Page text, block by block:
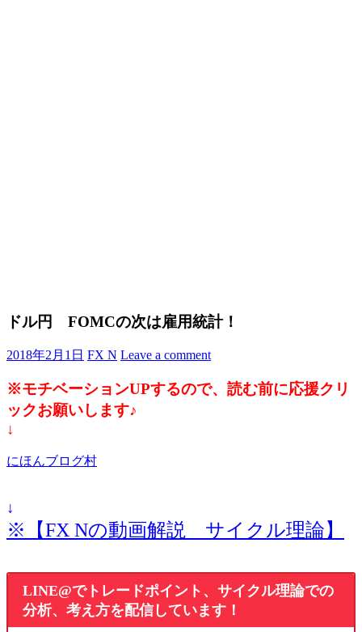
ドル円 FOMCの次は雇用統計！
2018年2月1日 FX N Leave a comment
※モチベーションUPするので、読む前に応援クリ
ックお願いします♪
↓
にほんブログ村
↓
※【FX Nの動画解説 サイクル理論】
LINE@でトレードポイント、サイクル理論での
分析、考え方を配信しています！